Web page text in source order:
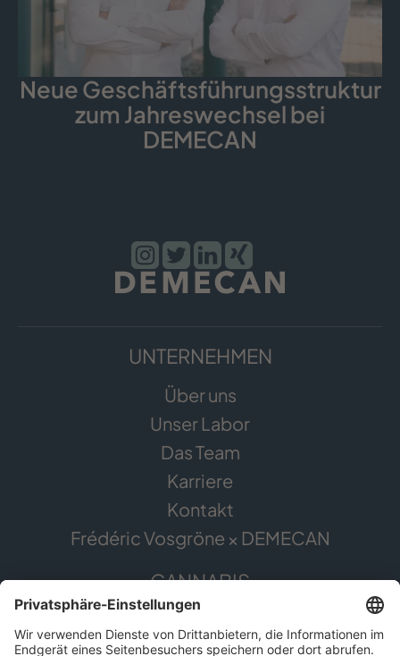
Neue Geschäfts­führungs­struktur
zum Jahreswechsel bei
DEMECAN
UNTERNEHMEN
Über uns
Unser Labor
Das Team
Karriere
Kontakt
Frédéric Vosgröne × DEMECAN
CANNABIS
Die Pflanze
Anwendungsgebiete